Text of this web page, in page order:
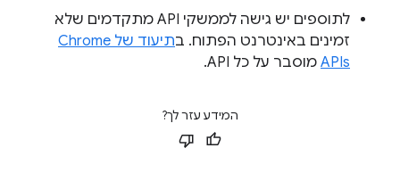
לתוספים יש גישה לממשקי API מתקדמים שלא
זמינים באינטרנט הפתוח. ב
תיעוד של Chrome
APIs מוסבר על כל API.
המידע עזר לך?